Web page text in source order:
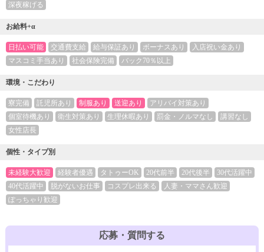
深夜稼げる
お給料+α
日払い可能 交通費支給 給与保証あり ボーナスあり
入店祝い金あり
マスコミ手当あり
社会保険完備 バック70％以上
環境・こだわり
寮完備 託児所あり 制服あり 送迎あり
アリバイ対策あり
個室待機あり
衛生対策あり 生理休暇あり 罰金・ノルマなし
講習なし
女性店長
個性・タイプ別
未経験大歓迎 経験者優遇 タトゥーOK 20代前半 20代後半
30代活躍中
40代活躍中
脱がないお仕事 コスプレ出来る
人妻・ママさん歓迎
ぽっちゃり歓迎
応募・質問する